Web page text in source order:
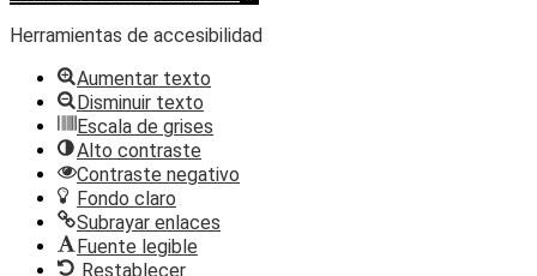
Herramientas de accesibilidad
Aumentar texto
Disminuir texto
Escala de grises
Alto contraste
Contraste negativo
Fondo claro
Subrayar enlaces
Fuente legible
Restablecer